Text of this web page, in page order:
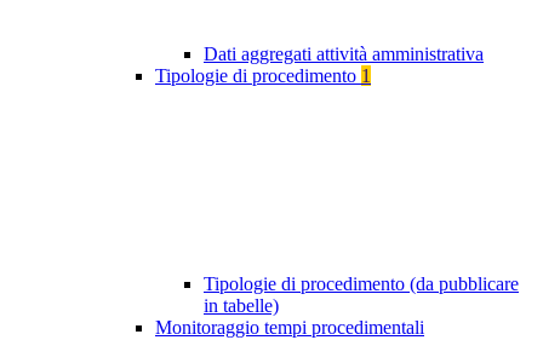
Dati aggregati attività amministrativa
Tipologie di procedimento 1
Tipologie di procedimento (da pubblicare
in tabelle)
Monitoraggio tempi procedimentali